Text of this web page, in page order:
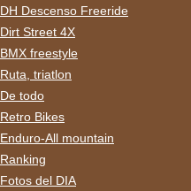
DH Descenso Freeride
Dirt Street 4X
BMX freestyle
Ruta, triatlon
De todo
Retro Bikes
Enduro-All mountain
Ranking
Fotos del DIA